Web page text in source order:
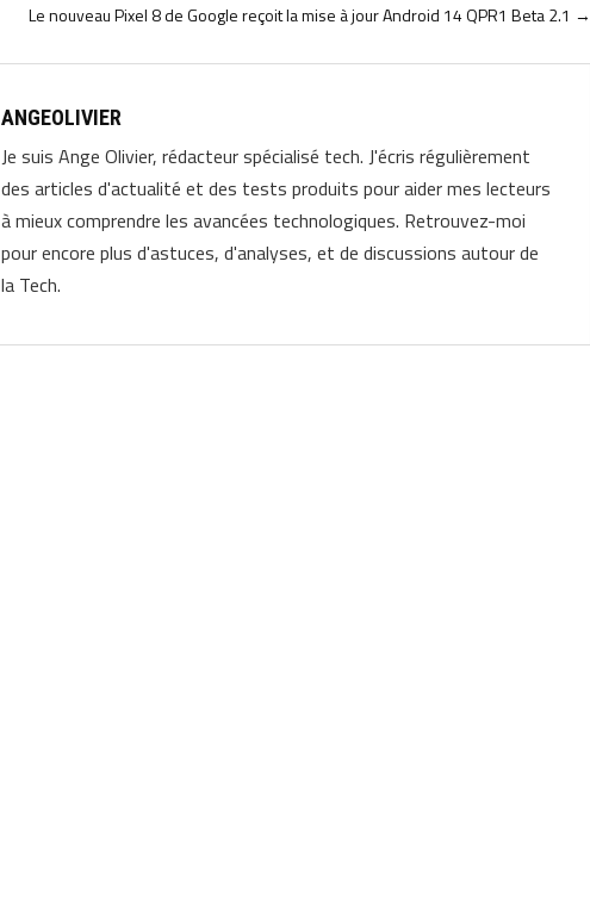
Le nouveau Pixel 8 de Google reçoit la mise à jour Android 14 QPR1 Beta 2.1 →
ANGEOLIVIER
Je suis Ange Olivier, rédacteur spécialisé tech. J'écris régulièrement
des articles d'actualité et des tests produits pour aider mes lecteurs
à mieux comprendre les avancées technologiques. Retrouvez-moi
pour encore plus d'astuces, d'analyses, et de discussions autour de
la Tech.